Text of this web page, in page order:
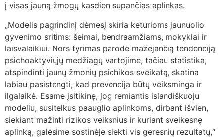
į visas jauną žmogų kasdien supančias aplinkas.
„Modelis pagrindinį dėmesį skiria keturioms jaunuolio
gyvenimo sritims: šeimai, bendraamžiams, mokyklai ir
laisvalaikiui. Nors tyrimas parodė mažėjančią tendenciją
psichoaktyviųjų medžiagų vartojime, tačiau statistika,
atspindinti jaunų žmonių psichikos sveikatą, skatina
labiau pasistengti, kad prevencija būtų veiksminga ir
ilgalaikė. Esame įsitikinę, jog remiantis islandiškuoju
modeliu, susitelkus paauglio aplinkoms, dirbant išvien,
siekiant mažinti rizikos veiksnius ir kuriant sveikesnę
aplinką, galėsime sostinėje siekti vis geresnių rezultatų,“